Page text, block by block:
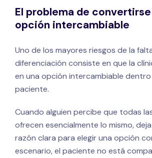
El problema de convertirse
opción intercambiable
Uno de los mayores riesgos de la
diferenciación consiste en que la
en una opción intercambiable
paciente.
Cuando alguien percibe que todas
ofrecen esencialmente lo mismo,
razón clara para elegir una opción
escenario, el paciente no está